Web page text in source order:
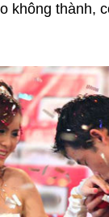
không thành,